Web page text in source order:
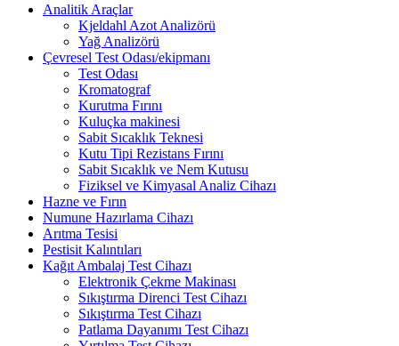
Analitik Araçlar
Kjeldahl Azot Analizörü
Yağ Analizörü
Çevresel Test Odası/ekipmanı
Test Odası
Kromatograf
Kurutma Fırını
Kuluçka makinesi
Sabit Sıcaklık Teknesi
Kutu Tipi Rezistans Fırını
Sabit Sıcaklık ve Nem Kutusu
Fiziksel ve Kimyasal Analiz Cihazı
Hazne ve Fırın
Numune Hazırlama Cihazı
Arıtma Tesisi
Pestisit Kalıntıları
Kağıt Ambalaj Test Cihazı
Elektronik Çekme Makinası
Sıkıştırma Direnci Test Cihazı
Sıkıştırma Test Cihazı
Patlama Dayanımı Test Cihazı